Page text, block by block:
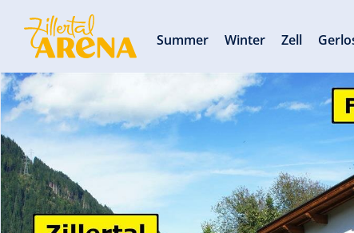
Summer Winter Zell